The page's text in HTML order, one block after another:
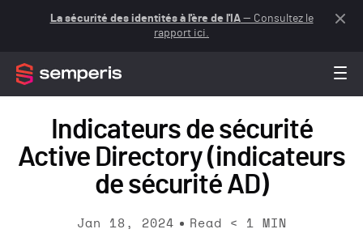
La sécurité des identités à l'ère de l'IA— Consultez le
rapport ici.
Indicateurs de sécurité
Active Directory (indicateurs
de sécurité AD)
Jan 18, 2024 Read < 1 MIN